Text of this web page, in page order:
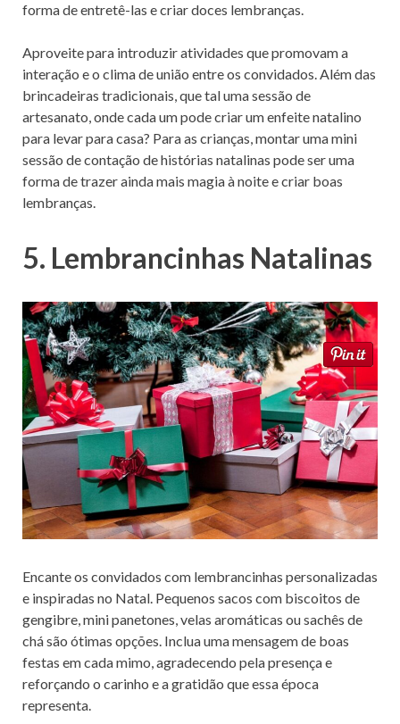
forma de entretê-las e criar doces lembranças.
Aproveite para introduzir atividades que promovam a
interação e o clima de união entre os convidados. Além das
brincadeiras tradicionais, que tal uma sessão de
artesanato, onde cada um pode criar um enfeite natalino
para levar para casa? Para as crianças, montar uma mini
sessão de contação de histórias natalinas pode ser uma
forma de trazer ainda mais magia à noite e criar boas
lembranças.
5. Lembrancinhas Natalinas
Encante os convidados com lembrancinhas personalizadas
e inspiradas no Natal. Pequenos sacos com biscoitos de
gengibre, mini panetones, velas aromáticas ou sachês de
chá são ótimas opções. Inclua uma mensagem de boas
festas em cada mimo, agradecendo pela presença e
reforçando o carinho e a gratidão que essa época
representa.